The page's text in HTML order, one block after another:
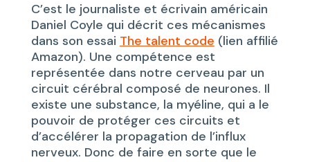
C’est le journaliste et écrivain américain
Daniel Coyle qui décrit ces mécanismes
dans son essai The talent code (lien affilié
Amazon). Une compétence est
représentée dans notre cerveau par un
circuit cérébral composé de neurones. Il
existe une substance, la myéline, qui a le
pouvoir de protéger ces circuits et
d’accélérer la propagation de l’influx
nerveux. Donc de faire en sorte que le